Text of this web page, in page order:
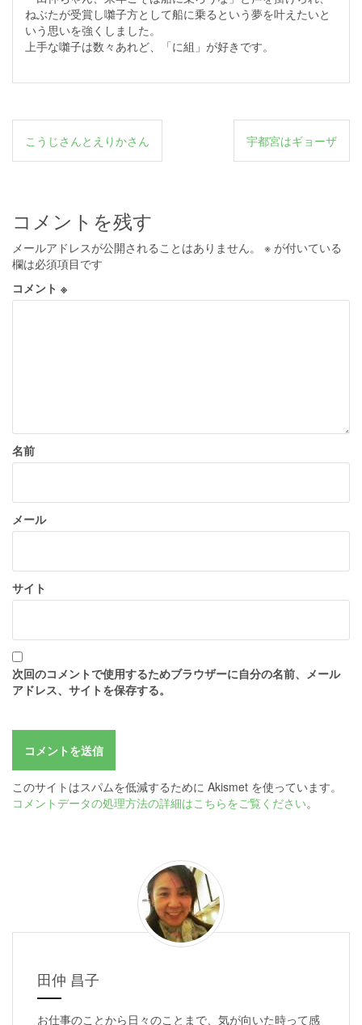
ねぶたが受賞し囃子方として船に乗るという夢を叶えたいと
いう思いを強くしました。
上手な囃子は数々あれど、「に組」が好きです。
投
稿
ビ
ゲ
ー
シ
こうじさんとえりかさん 宇都宮はギョーザ
コメントを残す
メールアドレスが公開されることはありません。 ※ が付いている
欄は必須項目です
コメント ※
名前
メール
サイト
次回のコメントで使用するためブラウザーに自分の名前、メール
アドレス、サイトを保存する。
このサイトはスパムを低減するために Akismet を使っています。
コメントデータの処理方法の詳細はこちらをご覧ください。
田仲 昌子
お仕事のことから日々のことまで、気が向いた時って感